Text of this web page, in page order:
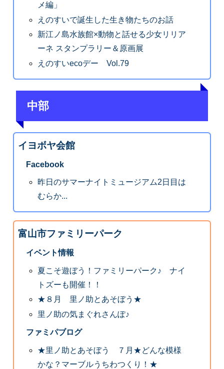
メ編」
えのすいで誕生した生き物たちのお話
新江ノ島水族館×動物と話せる少女リリア
ーネ スタンプラリー＆原画展
えのすいecoデー Vol.79
中部
イヨボヤ会館
Facebook
昨日のサマーナイトミュージアム2日目は
むらか...
富山市ファミリーパーク
イベント情報
夏こそ遊ぼう！ファミリーパーク♪ ナイ
トズーも開催！！
★８月 里ノ助とあそぼう★
里ノ助の気まぐれさんぽ♪
ファミパブログ
★里ノ助とあそぼう ７月★どんな模様
かな？マーブルうちわつくり！★